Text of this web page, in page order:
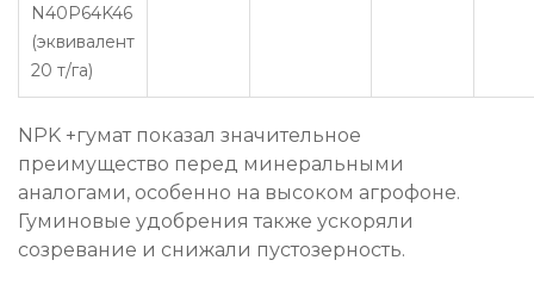
N40P64K46
(эквивалент
20 т/га)
NPK +гумат показал значительное
преимущество перед минеральными
аналогами, особенно на высоком агрофоне.
Гуминовые удобрения также ускоряли
созревание и снижали пустозерность.